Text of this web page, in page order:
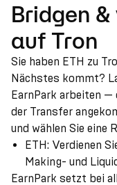
Bridgen &
auf Tron
Sie haben ETH zu
Nächstes kommt?
EarnPark arbeiten —
der Transfer
und wählen Sie eine
ETH: Verdienen
Making- und
EarnPark setzt bei